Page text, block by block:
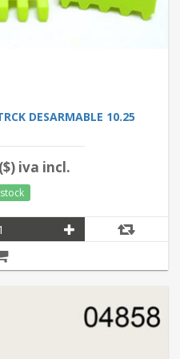
DESARMABLE 10.25
iva incl.